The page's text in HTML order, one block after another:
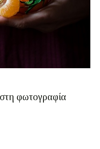
φωτογραφία